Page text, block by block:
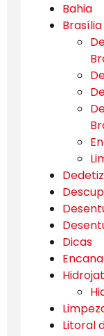
Bahia
Brasília
Dicas
Litoral